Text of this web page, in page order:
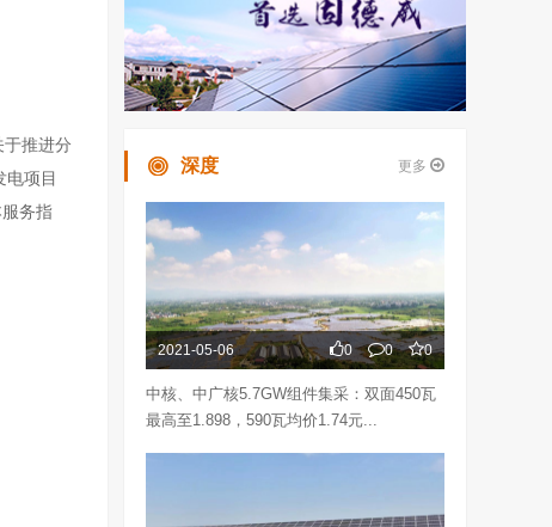
推进分
项目
务指
深度 更多
2021-05-06 0 0 0
中核、中广核5.7GW组件集采：双面450瓦
最高至1.898，590瓦均价1.74元...